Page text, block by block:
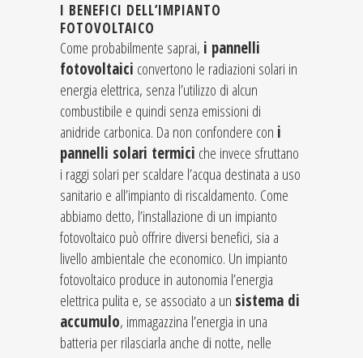
I BENEFICI DELL’IMPIANTO
FOTOVOLTAICO
Come probabilmente saprai, i pannelli
fotovoltaici convertono le radiazioni solari in
energia elettrica, senza l’utilizzo di alcun
combustibile e quindi senza emissioni di
anidride carbonica. Da non confondere con i
pannelli solari termici che invece sfruttano
i raggi solari per scaldare l’acqua destinata a uso
sanitario e all’impianto di riscaldamento. Come
abbiamo detto, l’installazione di un impianto
fotovoltaico può offrire diversi benefici, sia a
livello ambientale che economico. Un impianto
fotovoltaico produce in autonomia l’energia
elettrica pulita e, se associato a un sistema di
accumulo, immagazzina l’energia in una
batteria per rilasciarla anche di notte, nelle